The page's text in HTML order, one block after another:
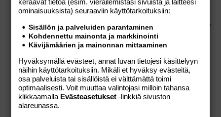
asiakkaiden keskuudessa - Kotimaan uutiset - Ilta-
Sanomat Kyllä ihmiset saa kaikesta ongelman
aikaiseksi. Jopa rannekkeen väreistä. Vain suomessa?
Big Bang Theory
Viestiketju 12.01.2013
Osio:Aihe vapaa
Tänään alkaa Putous :) Mitä odotat siltä?
toivottavasti hahmokisa on hyvä. Odotan taas Aku
Hirviniemen hahmoa kovasti. Onkohan naiseksi
pukeutunut tänä vuonna :)
keräävät tietoa (esim. vierailemis­tasi sivuista ja laitteesi
ominaisuuk­sista) seuraaviin käyttötarkoituksiin:
Sisällön ja palveluiden parantaminen
Kohdennettu mainonta ja markkinointi
Kävijämäärien ja mainonnan mittaaminen
Hyväksymällä evästeet, annat luvan tietojesi käsittelyyn
näihin käyttötarkoituksiin. Mikäli et hyväksy evästeitä,
osa palveluista tai sisällöistä ei välttämättä toimi
optimaalisesti. Voit muuttaa valintojasi milloin tahansa
klikkaamalla Evästeasetukset -linkkiä sivuston
alareunassa.